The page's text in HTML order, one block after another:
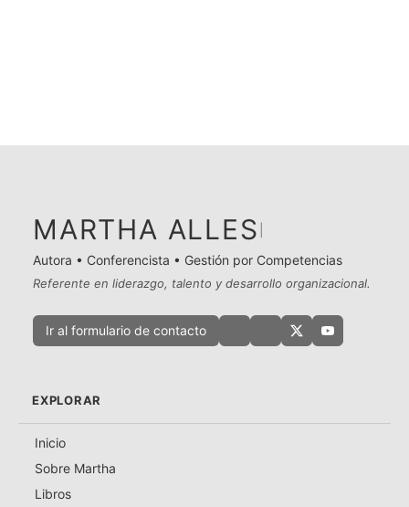
MARTHA ALLES
Autora • Conferencista • Gestión por Competencias
Referente en liderazgo, talento y desarrollo organizacional.
Ir al formulario de contacto
EXPLORAR
Inicio
Sobre Martha
Libros